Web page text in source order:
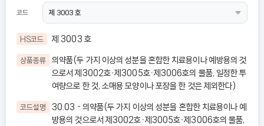
코드
HS코드 제 3003 호
상품종류 의약품(두 가지 이상의 성분을 혼합한 치료용이나 예방용의 것
으로서 제3002호ㆍ제3005호ㆍ제3006호의 물품, 일정한 투
여량으로 한 것, 소매용 모양이나 포장을 한 것은 제외한다)
코드설명
30.03 - 의약품(두 가지 이상의 성분을 혼합한 치료용이나 예
방용의 것으로서 제3002호ㆍ제3005호ㆍ제3006호의 물품,